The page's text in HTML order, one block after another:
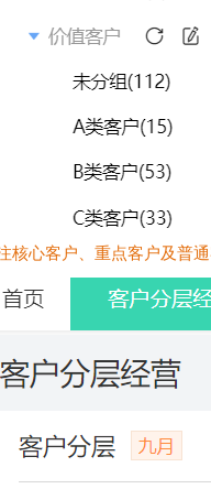
核心客户、重点客户及普